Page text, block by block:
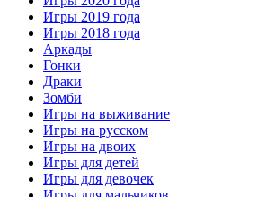
Игры 2019 года
Игры 2018 года
Аркады
Гонки
Драки
Зомби
Игры на выживание
Игры на русском
Игры на двоих
Игры для детей
Игры для девочек